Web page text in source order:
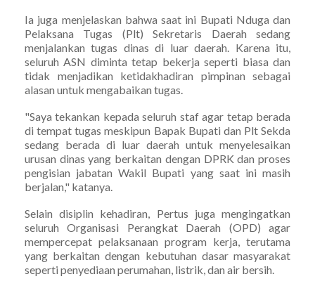
Ia juga menjelaskan bahwa saat ini Bupati Nduga dan
Pelaksana Tugas (Plt) Sekretaris Daerah sedang
menjalankan tugas dinas di luar daerah. Karena itu,
seluruh ASN diminta tetap bekerja seperti biasa dan
tidak menjadikan ketidakhadiran pimpinan sebagai
alasan untuk mengabaikan tugas.
"Saya tekankan kepada seluruh staf agar tetap berada
di tempat tugas meskipun Bapak Bupati dan Plt Sekda
sedang berada di luar daerah untuk menyelesaikan
urusan dinas yang berkaitan dengan DPRK dan proses
pengisian jabatan Wakil Bupati yang saat ini masih
berjalan," katanya.
Selain disiplin kehadiran, Pertus juga mengingatkan
seluruh Organisasi Perangkat Daerah (OPD) agar
mempercepat pelaksanaan program kerja, terutama
yang berkaitan dengan kebutuhan dasar masyarakat
seperti penyediaan perumahan, listrik, dan air bersih.